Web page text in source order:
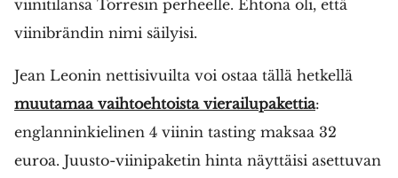
viinitilansa Torresin perheelle. Ehtona oli, että
viinibrändin nimi säilyisi.
Jean Leonin nettisivuilta voi ostaa tällä hetkellä
muutamaa vaihtoehtoista vierailupakettia:
englanninkielinen 4 viinin tasting maksaa 32
euroa. Juusto-viinipaketin hinta näyttäisi asettuvan